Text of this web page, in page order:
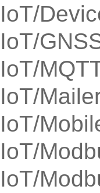
IoT/
IoT/
IoT/
IoT/
IoT/
IoT/
IoT/